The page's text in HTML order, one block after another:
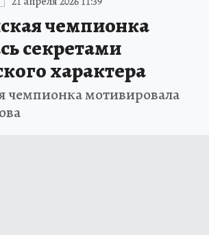
чемпионка
секретами
характера
чемпионка мотивировала